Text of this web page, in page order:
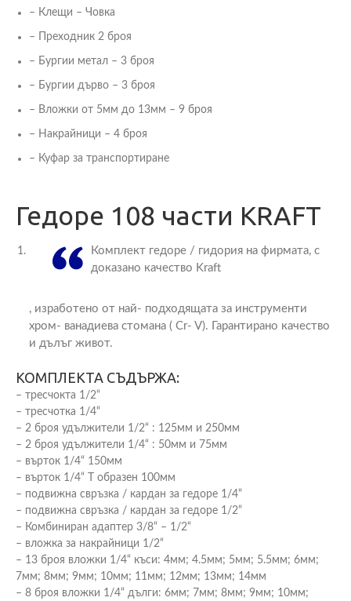
– Клещи – Човка
– Преходник 2 броя
– Бургии метал – 3 броя
– Бургии дърво – 3 броя
– Вложки от 5мм до 13мм – 9 броя
– Накрайници – 4 броя
– Куфар за транспортиране
Гедоре 108 части KRAFT
Комплект гедоре / гидория на фирмата, с
доказано качество Kraft
, изработено от най- подходящата за инструменти
хром- ванадиева стомана ( Cr- V). Гарантирано качество
и дълъг живот.
КОМПЛЕКТА СЪДЪРЖА:
– тресчокта 1/2“
– тресчотка 1/4“
– 2 броя удължители 1/2“ : 125мм и 250мм
– 2 броя удължители 1/4“ : 50мм и 75мм
– върток 1/4“ 150мм
– върток 1/4“ Т образен 100мм
– подвижна свръзка / кардан за гедоре 1/4“
– подвижна свръзка / кардан за гедоре 1/2“
– Комбиниран адаптер 3/8“ – 1/2“
– вложка за накрайници 1/2“
– 13 броя вложки 1/4“ къси: 4мм; 4.5мм; 5мм; 5.5мм; 6мм;
7мм; 8мм; 9мм; 10мм; 11мм; 12мм; 13мм; 14мм
– 8 броя вложки 1/4“ дълги: 6мм; 7мм; 8мм; 9мм; 10мм;